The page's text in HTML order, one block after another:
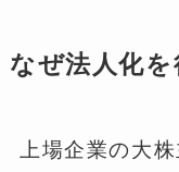
なぜ法人化
上場企業の大